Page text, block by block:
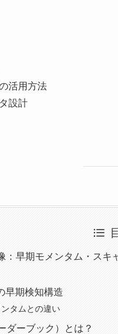
活用方法
設計
：早期モメンタム・スキ
早期検知構造
タムとの違い
ダーブック）とは？